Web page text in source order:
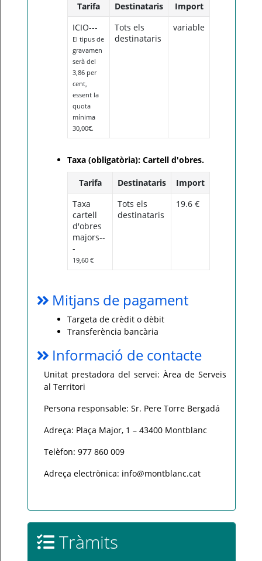
Tarifa Destinataris
Import
ICIO---
El tipus de
gravamen
serà del
3,86 per
cent,
essent la
quota
mínima
30,00€.
Tots els
destinataris
variable
Taxa (obligatòria): Cartell d'obres.
Tarifa Destinataris
Import
Taxa
cartell
d'obres
majors--
-
19,60 €
Tots els
destinataris
19.6 €
Mitjans de pagament
Targeta de crèdit o dèbit
Transferència bancària
Informació de contacte
Unitat prestadora del servei: Àrea de Serveis
al Territori
Persona responsable: Sr. Pere Torre Bergadá
Adreça: Plaça Major, 1 – 43400 Montblanc
Telèfon: 977 860 009
Adreça electrònica: info@montblanc.cat
Tràmits